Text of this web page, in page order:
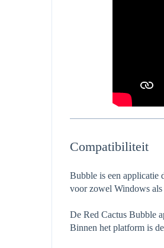
Compatibiliteit
Bubble is een applicatie
voor zowel Windows
De Red Cactus Bubble
Binnen het platform is